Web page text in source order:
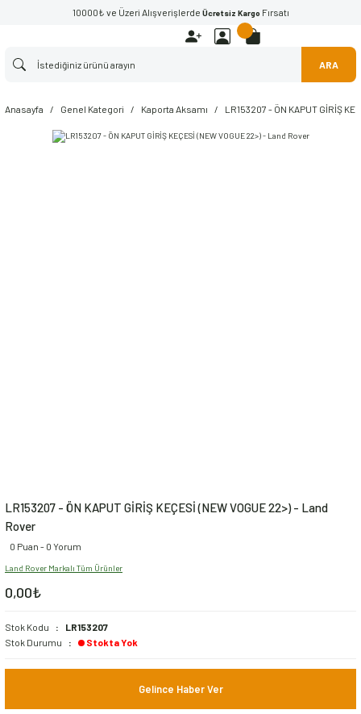
10000₺ ve Üzeri Alışverişlerde Ücretsiz Kargo Fırsatı
ARA
Anasayfa Genel Kategori Kaporta Aksamı LR153207 - ÖN KAPUT GİRİŞ
LR153207 - ÖN KAPUT GİRİŞ KEÇESİ (NEW VOGUE 22>) - Land
Rover
0 Puan - 0 Yorum
Land Rover Markalı Tüm Ürünler
0,00₺
Stok Kodu
LR153207
Stok Durumu
Stokta Yok
Gelince Haber Ver